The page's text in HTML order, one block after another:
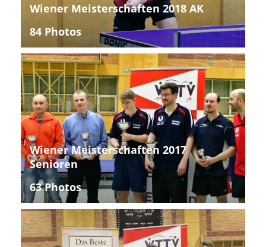
Wiener Meisterschaften 2018 AK
84 Photos
Wiener Meisterschaften 2017
Senioren
63 Photos